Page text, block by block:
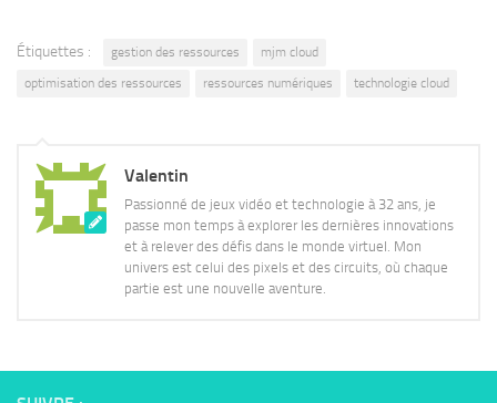
Étiquettes : gestion des ressources
mjm cloud
optimisation des ressources
ressources numériques technologie cloud
Valentin
Passionné de jeux vidéo et technologie à 32 ans, je
passe mon temps à explorer les dernières innovations
et à relever des défis dans le monde virtuel. Mon
univers est celui des pixels et des circuits, où chaque
partie est une nouvelle aventure.